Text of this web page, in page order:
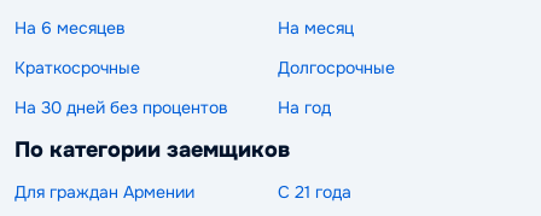
На 6 месяцев
На месяц
Краткосрочные
Долгосрочные
На 30 дней без процентов
На год
По категории заемщиков
Для граждан Армении
С 21 года